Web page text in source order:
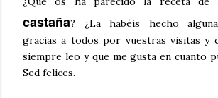
castaña? ¿La habéis hecho
gracias a todos por vuestras visitas y
siempre leo y que me gusta en cuanto
Sed felices.